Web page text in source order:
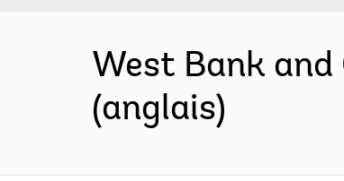
West Bank and
(anglais)